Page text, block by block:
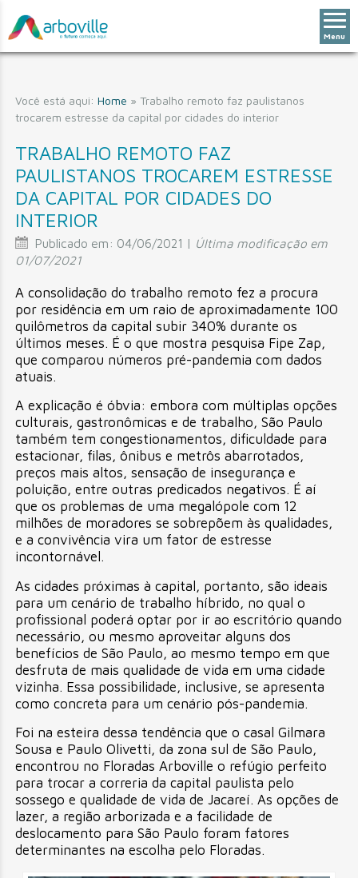
Menu
Você está aqui:Home »Trabalho remoto faz paulistanos
trocarem estresse da capital por cidades do interior
TRABALHO REMOTO FAZ
PAULISTANOS TROCAREM ESTRESSE
DA CAPITAL POR CIDADES DO
INTERIOR
Publicado em: 04/06/2021 | Última modificação em
01/07/2021
A consolidação do trabalho remoto fez a procura
por residência em um raio de aproximadamente 100
quilômetros da capital subir 340% durante os
últimos meses. É o que mostra pesquisa Fipe Zap,
que comparou números pré-pandemia com dados
atuais.
A explicação é óbvia: embora com múltiplas opções
culturais, gastronômicas e de trabalho, São Paulo
também tem congestionamentos, dificuldade para
estacionar, filas, ônibus e metrôs abarrotados,
preços mais altos, sensação de insegurança e
poluição, entre outras predicados negativos. É aí
que os problemas de uma megalópole com 12
milhões de moradores se sobrepõem às qualidades,
e a convivência vira um fator de estresse
incontornável.
As cidades próximas à capital, portanto, são ideais
para um cenário de trabalho híbrido, no qual o
profissional poderá optar por ir ao escritório quando
necessário, ou mesmo aproveitar alguns dos
benefícios de São Paulo, ao mesmo tempo em que
desfruta de mais qualidade de vida em uma cidade
vizinha. Essa possibilidade, inclusive, se apresenta
como concreta para um cenário pós-pandemia.
Foi na esteira dessa tendência que o casal Gilmara
Sousa e Paulo Olivetti, da zona sul de São Paulo,
encontrou no Floradas Arboville o refúgio perfeito
para trocar a correria da capital paulista pelo
sossego e qualidade de vida de Jacareí. As opções de
lazer, a região arborizada e a facilidade de
deslocamento para São Paulo foram fatores
determinantes na escolha pelo Floradas.